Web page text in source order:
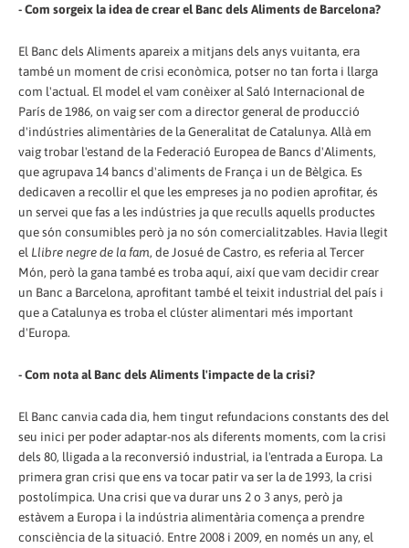
- Com sorgeix la idea de crear el Banc dels Aliments de Barcelona?
El Banc dels Aliments apareix a mitjans dels anys vuitanta, era
també un moment de crisi econòmica, potser no tan forta i llarga
com l'actual. El model el vam conèixer al Saló Internacional de
París de 1986, on vaig ser com a director general de producció
d'indústries alimentàries de la Generalitat de Catalunya. Allà em
vaig trobar l'estand de la Federació Europea de Bancs d'Aliments,
que agrupava 14 bancs d'aliments de França i un de Bèlgica. Es
dedicaven a recollir el que les empreses ja no podien aprofitar, és
un servei que fas a les indústries ja que reculls aquells productes
que són consumibles però ja no són comercialitzables. Havia llegit
el Llibre negre de la fam, de Josué de Castro, es referia al Tercer
Món, però la gana també es troba aquí, així que vam decidir crear
un Banc a Barcelona, ​​aprofitant també el teixit industrial del país i
que a Catalunya es troba el clúster alimentari més important
d'Europa.
- Com nota al Banc dels Aliments l'impacte de la crisi?
El Banc canvia cada dia, hem tingut refundacions constants des del
seu inici per poder adaptar-nos als diferents moments, com la crisi
dels 80, lligada a la reconversió industrial, ia l'entrada a Europa. La
primera gran crisi que ens va tocar patir va ser la de 1993, la crisi
postolímpica. Una crisi que va durar uns 2 o 3 anys, però ja
estàvem a Europa i la indústria alimentària comença a prendre
consciència de la situació. Entre 2008 i 2009, en només un any, el